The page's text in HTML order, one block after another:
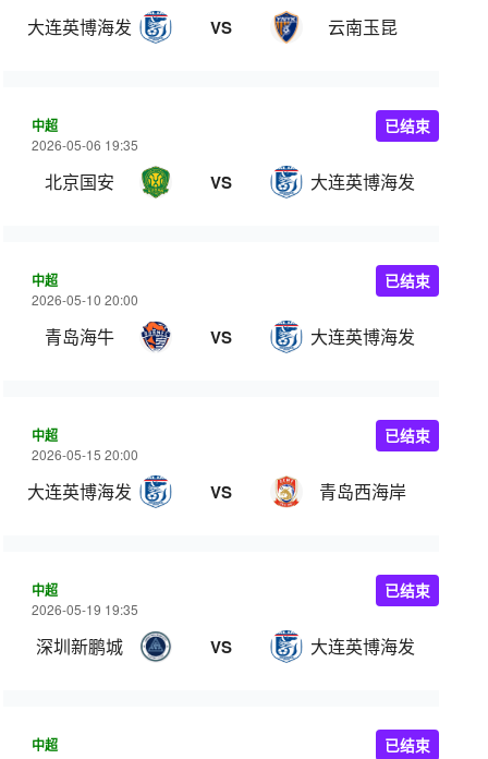
大连英博海发 VS 云南玉昆
中超
2026-05-06 19:35
北京国安 VS 大连英博海发
已结束
中超
2026-05-10 20:00
青岛海牛 VS 大连英博海发
已结束
中超
2026-05-15 20:00
大连英博海发 VS 青岛西海岸
已结束
中超
2026-05-19 19:35
深圳新鹏城 VS 大连英博海发
已结束
中超 已结束